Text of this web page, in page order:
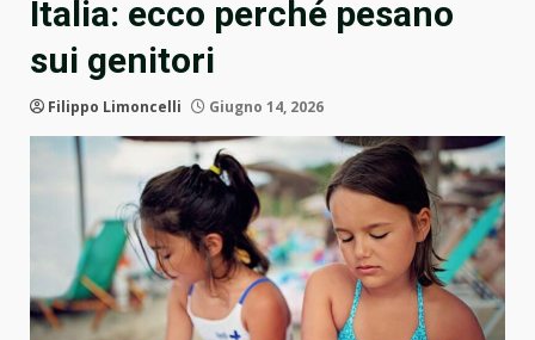
Italia: ecco perché pesano
sui genitori
Filippo Limoncelli Giugno 14, 2026